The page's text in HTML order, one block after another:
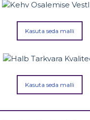
Kasuta seda malli
Kasuta seda malli